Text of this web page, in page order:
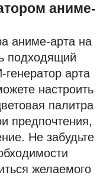
аниме-
аниме-арта на
подходящий
арта
настроить
палитра
предпочтения,
Не забудьте
желаемого